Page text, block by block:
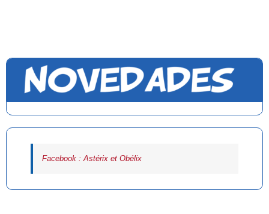
Facebook : Astérix et Obélix